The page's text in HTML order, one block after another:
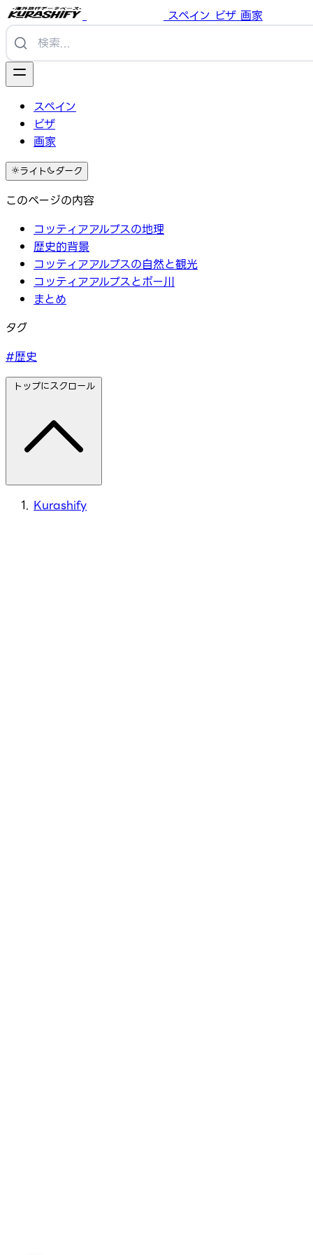
スペイン ビザ 画家
スペイン
ビザ
画家
ライト ダーク
このページの内容
コッティアアルプスの地理
歴史的背景
コッティアアルプスの自然と観光
コッティアアルプスとポー川
まとめ
タグ
#歴史
トップにスクロール
Kurashify